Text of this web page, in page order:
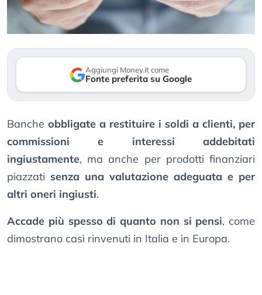
Aggiungi Money.it come
Fonte preferita su Google
Banche obbligate a restituire i soldi a clienti, per
commissioni e interessi addebitati
ingiustamente, ma anche per prodotti finanziari
piazzati senza una valutazione adeguata e per
altri oneri ingiusti.
Accade più spesso di quanto non si pensi, come
dimostrano casi rinvenuti in Italia e in Europa.